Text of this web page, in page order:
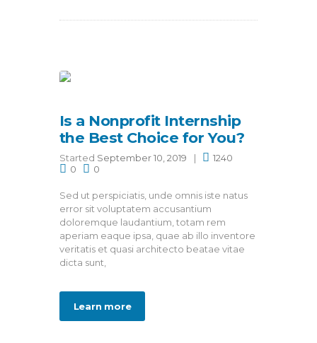
Is a Nonprofit Internship
the Best Choice for You?
Started September 10, 2019
1240
0
0
Sed ut perspiciatis, unde omnis iste natus
error sit voluptatem accusantium
doloremque laudantium, totam rem
aperiam eaque ipsa, quae ab illo inventore
veritatis et quasi architecto beatae vitae
dicta sunt,
Learn more